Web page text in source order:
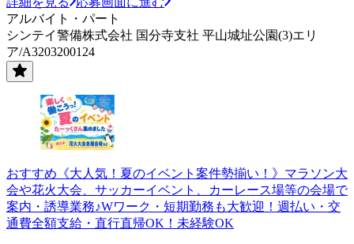
アルバイト・パート
シンテイ警備株式会社 国分寺支社 平山城址公園(3)エリ
ア/A3203200124
おすすめ《大人気！夏のイベント案件勢揃い！》マラソン大
会や花火大会、サッカーイベント、カーレース場等の会場で
案内・誘導業務♪Wワーク・短期勤務も大歓迎！週払い・交
通費全額支給・直行直帰OK！未経験OK